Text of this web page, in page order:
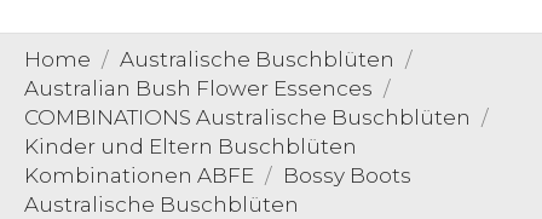
Home
Australische Buschblüten
Australian Bush Flower Essences
COMBINATIONS Australische Buschblüten
Kinder und Eltern Buschblüten
Kombinationen ABFE
Bossy Boots
Australische Buschblüten